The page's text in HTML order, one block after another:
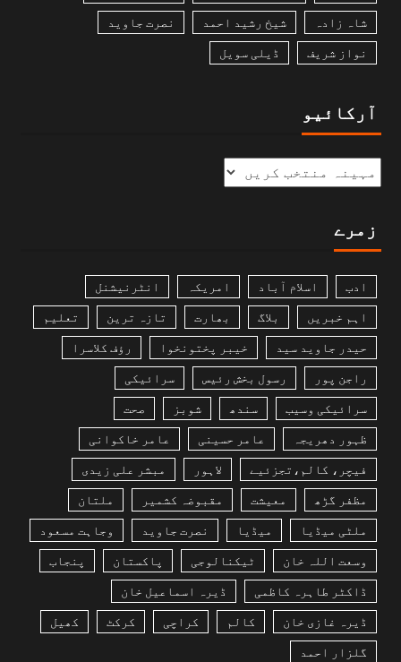
شاہ زادہ شیخ رشید احمد نصرت جاوید
نواز شریف ڈیلی سویل
آرکائیو
زمرے
ادب اسلام آباد امریکہ انٹرنیشنل
اہم خبریں بلاگ بھارت تازہ ترین تعلیم
حیدر جاوید سید خیبر پختونخوا رؤف کلاسرا
راجن پور رسول بخش رئیس سرائیکی
سرائیکی وسیب سندھ شوبز صحت
ظہور دھریجہ عامر حسینی عامر خاکوانی
فیچر، کالم،تجزئیے لاہور مبشر علی زیدی
مظفر گڑھ معیشت مقبوضہ کشمیر ملتان
ملٹی میڈیا میڈیا نصرت جاوید وجاہت مسعود
وسعت اللہ خان ٹیکنالوجی پاکستان پنجاب
ڈاکٹر طاہرہ کاظمی ڈیرہ اسماعیل خان
ڈیرہ غازی خان کالم کراچی کرکٹ کھیل
گلزار احمد